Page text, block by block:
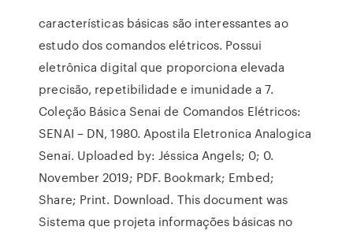
características básicas são interessantes ao
estudo dos comandos elétricos. Possui
eletrônica digital que proporciona elevada
precisão, repetibilidade e imunidade a 7.
Coleção Básica Senai de Comandos Elétricos:
SENAI – DN, 1980. Apostila Eletronica Analogica
Senai. Uploaded by: Jéssica Angels; 0; 0.
November 2019; PDF. Bookmark; Embed;
Share; Print. Download. This document was
Sistema que projeta informações básicas no